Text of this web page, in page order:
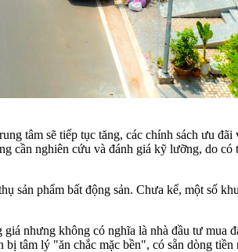
tâm sẽ tiếp tục tăng, các chính sách ưu
nghiên cứu và đánh giá kỹ lưỡng, do có
phẩm bất động sản. Chưa kể, một số
nhưng không có nghĩa là nhà đầu tư mua
tâm lý "ăn chắc mặc bền", có sẵn dòng